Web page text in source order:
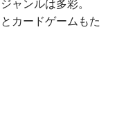
ャンルは多彩。
カードゲームもた